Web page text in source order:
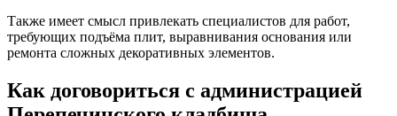
Также имеет смысл привлекать специалистов для работ,
требующих подъёма плит, выравнивания основания или
ремонта сложных декоративных элементов.
Как договориться с администрацией